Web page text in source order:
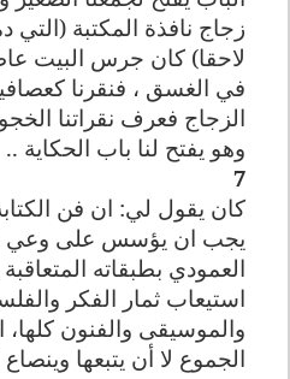
زجاج نافذة المكتبة (التي
لاحقا) كان جرس البيت
في الغسق ، فنقرنا
الزجاج فعرف نقراتنا
وهو يفتح لنا باب الحكاية ..
7
كان يقول لي: ان فن
يجب ان يؤسس على وعي
العمودي بطبقاته
استيعاب ثمار الفكر
والموسيقى والفنون
الجموع لا أن يتبعها وينصاع